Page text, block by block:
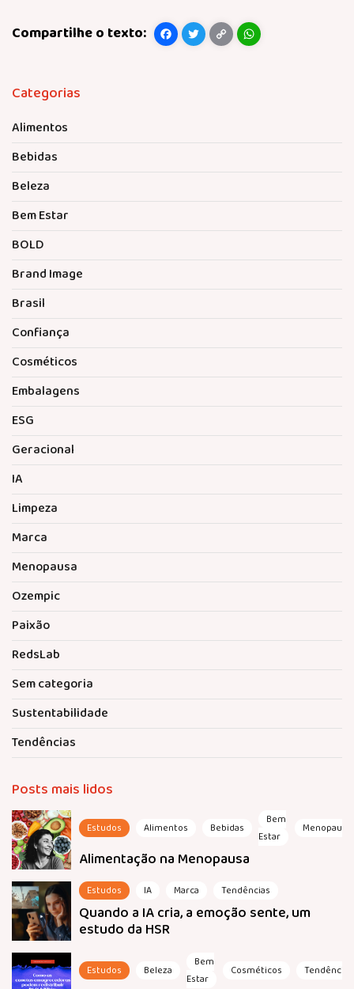
Facebook
TwitterCopyWhatsApp
Categorias
Alimentos
Bebidas
Beleza
Bem Estar
BOLD
Brand Image
Brasil
Confiança
Cosméticos
Embalagens
ESG
Geracional
IA
Limpeza
Marca
Menopausa
Ozempic
Paixão
RedsLab
Sem categoria
Sustentabilidade
Tendências
Posts mais lidos
Estudos Alimentos Bebidas
Bem
Estar
Menopausa
Alimentação na Menopausa
Estudos IA Marca Tendências
Quando a IA cria, a emoção sente, um
estudo da HSR
Estudos Beleza
Bem
Estar
Cosméticos Tendências